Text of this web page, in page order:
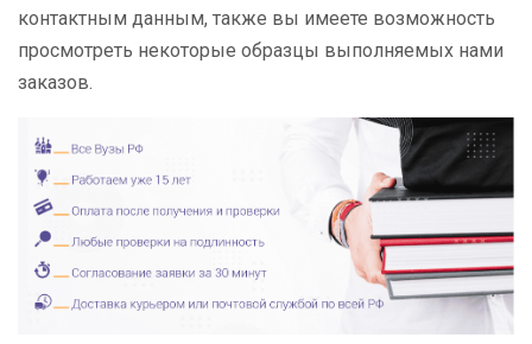
контактным данным, также вы имеете возможность
просмотреть некоторые образцы выполняемых нами
заказов.